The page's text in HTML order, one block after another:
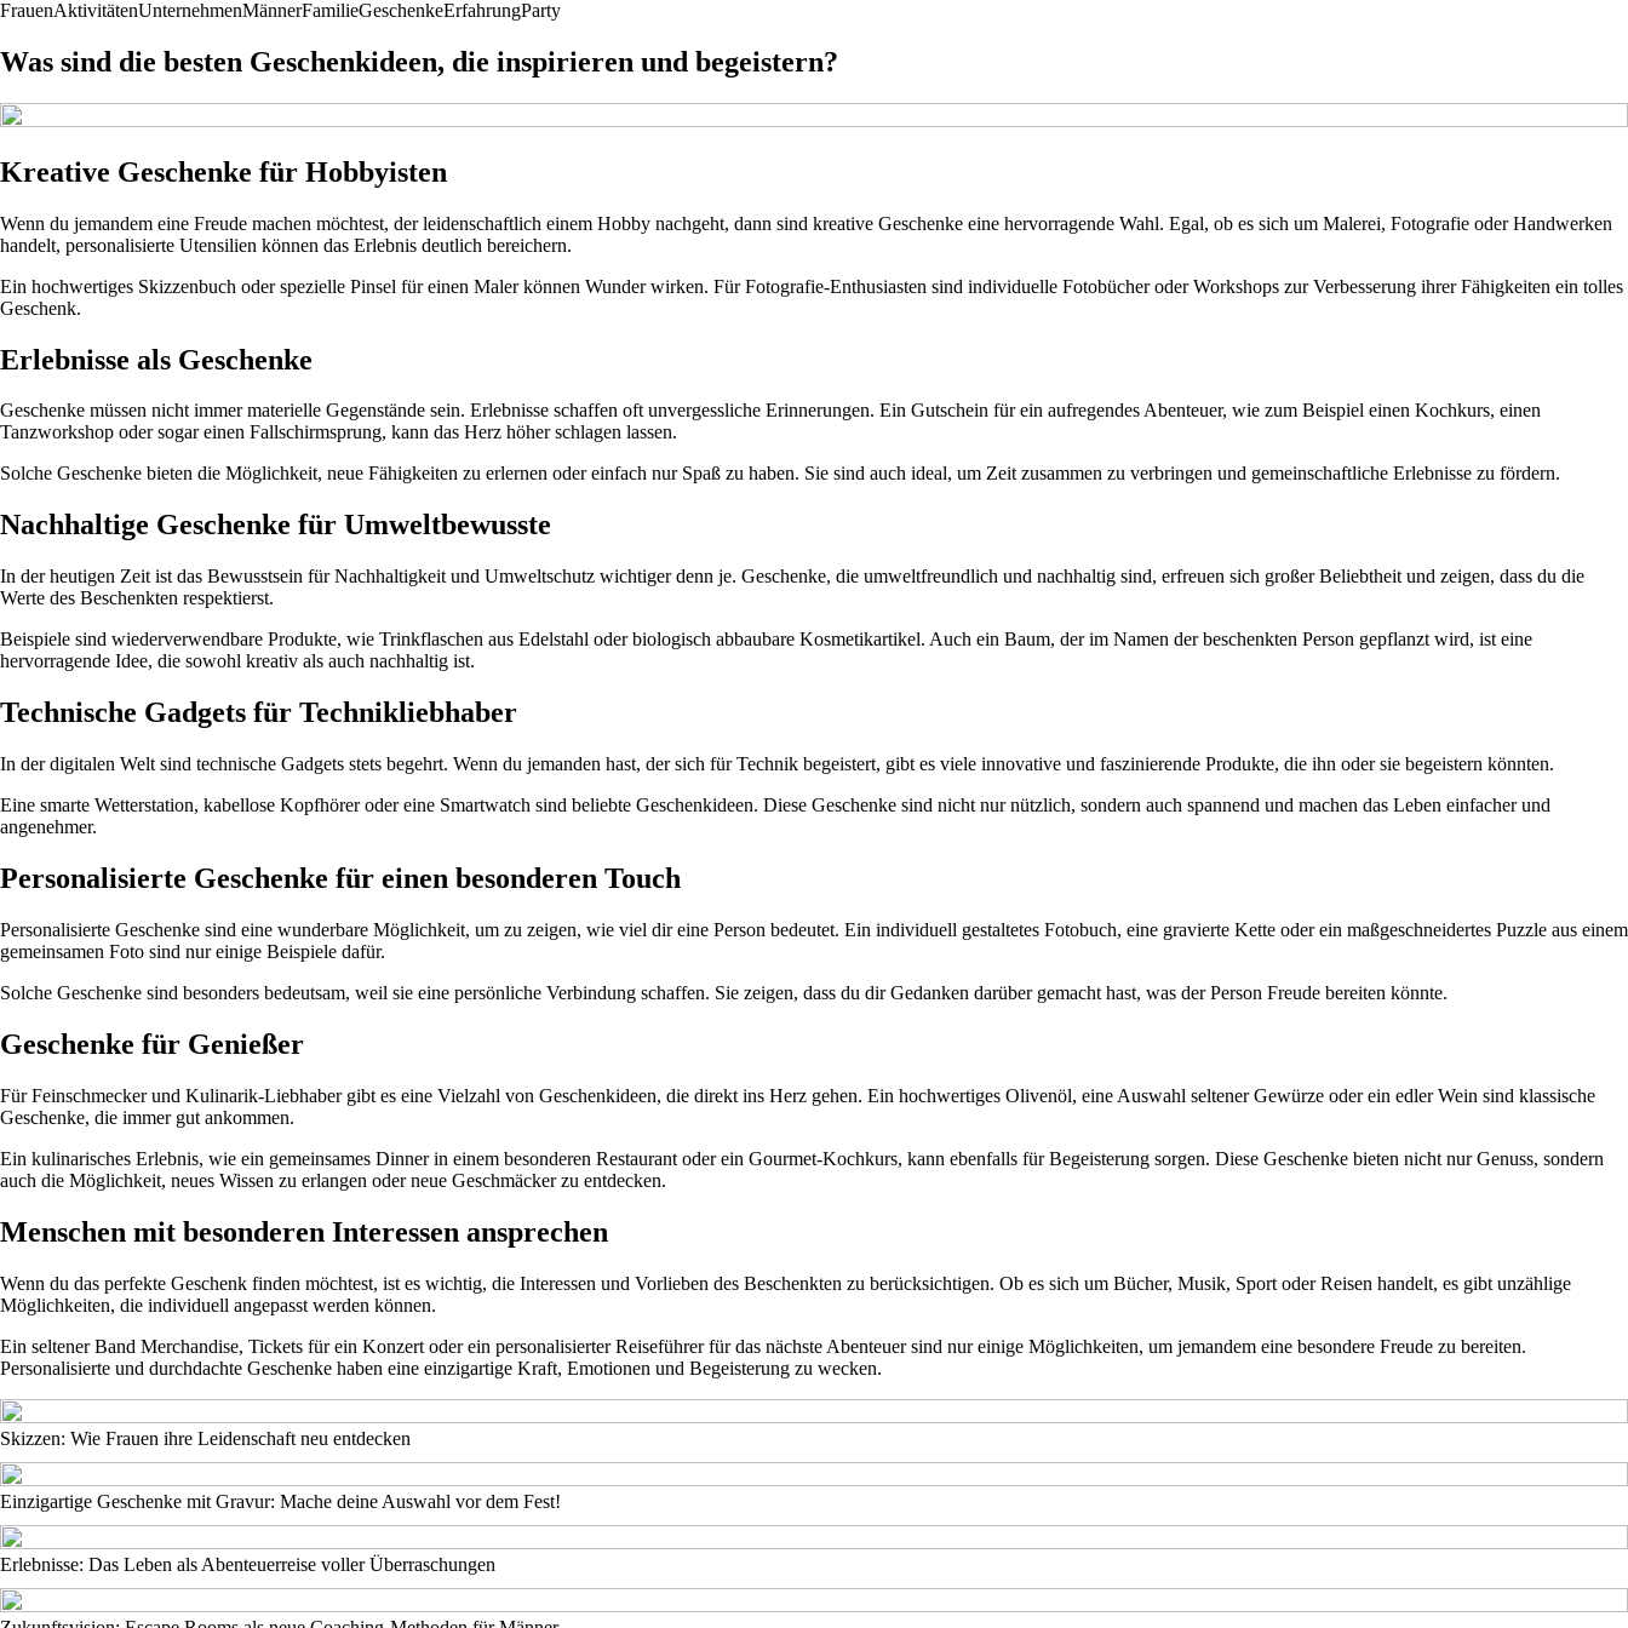
FrauenAktivitätenUnternehmenMännerFamilieGeschenkeErfahrungParty
Was sind die besten Geschenkideen, die inspirieren und begeistern?
Kreative Geschenke für Hobbyisten
Wenn du jemandem eine Freude machen möchtest, der leidenschaftlich einem Hobby nachgeht, dann sind kreative Geschenke eine hervorragende Wahl. Egal, ob es sich um Malerei, Fotografie oder Handwerken
handelt, personalisierte Utensilien können das Erlebnis deutlich bereichern.
Ein hochwertiges Skizzenbuch oder spezielle Pinsel für einen Maler können Wunder wirken. Für Fotografie-Enthusiasten sind individuelle Fotobücher oder Workshops zur Verbesserung ihrer Fähigkeiten ein tolles
Geschenk.
Erlebnisse als Geschenke
Geschenke müssen nicht immer materielle Gegenstände sein. Erlebnisse schaffen oft unvergessliche Erinnerungen. Ein Gutschein für ein aufregendes Abenteuer, wie zum Beispiel einen Kochkurs, einen
Tanzworkshop oder sogar einen Fallschirmsprung, kann das Herz höher schlagen lassen.
Solche Geschenke bieten die Möglichkeit, neue Fähigkeiten zu erlernen oder einfach nur Spaß zu haben. Sie sind auch ideal, um Zeit zusammen zu verbringen und gemeinschaftliche Erlebnisse zu fördern.
Nachhaltige Geschenke für Umweltbewusste
In der heutigen Zeit ist das Bewusstsein für Nachhaltigkeit und Umweltschutz wichtiger denn je. Geschenke, die umweltfreundlich und nachhaltig sind, erfreuen sich großer Beliebtheit und zeigen, dass du die
Werte des Beschenkten respektierst.
Beispiele sind wiederverwendbare Produkte, wie Trinkflaschen aus Edelstahl oder biologisch abbaubare Kosmetikartikel. Auch ein Baum, der im Namen der beschenkten Person gepflanzt wird, ist eine
hervorragende Idee, die sowohl kreativ als auch nachhaltig ist.
Technische Gadgets für Technikliebhaber
In der digitalen Welt sind technische Gadgets stets begehrt. Wenn du jemanden hast, der sich für Technik begeistert, gibt es viele innovative und faszinierende Produkte, die ihn oder sie begeistern könnten.
Eine smarte Wetterstation, kabellose Kopfhörer oder eine Smartwatch sind beliebte Geschenkideen. Diese Geschenke sind nicht nur nützlich, sondern auch spannend und machen das Leben einfacher und
angenehmer.
Personalisierte Geschenke für einen besonderen Touch
Personalisierte Geschenke sind eine wunderbare Möglichkeit, um zu zeigen, wie viel dir eine Person bedeutet. Ein individuell gestaltetes Fotobuch, eine gravierte Kette oder ein maßgeschneidertes Puzzle aus einem
gemeinsamen Foto sind nur einige Beispiele dafür.
Solche Geschenke sind besonders bedeutsam, weil sie eine persönliche Verbindung schaffen. Sie zeigen, dass du dir Gedanken darüber gemacht hast, was der Person Freude bereiten könnte.
Geschenke für Genießer
Für Feinschmecker und Kulinarik-Liebhaber gibt es eine Vielzahl von Geschenkideen, die direkt ins Herz gehen. Ein hochwertiges Olivenöl, eine Auswahl seltener Gewürze oder ein edler Wein sind klassische
Geschenke, die immer gut ankommen.
Ein kulinarisches Erlebnis, wie ein gemeinsames Dinner in einem besonderen Restaurant oder ein Gourmet-Kochkurs, kann ebenfalls für Begeisterung sorgen. Diese Geschenke bieten nicht nur Genuss, sondern
auch die Möglichkeit, neues Wissen zu erlangen oder neue Geschmäcker zu entdecken.
Menschen mit besonderen Interessen ansprechen
Wenn du das perfekte Geschenk finden möchtest, ist es wichtig, die Interessen und Vorlieben des Beschenkten zu berücksichtigen. Ob es sich um Bücher, Musik, Sport oder Reisen handelt, es gibt unzählige
Möglichkeiten, die individuell angepasst werden können.
Ein seltener Band Merchandise, Tickets für ein Konzert oder ein personalisierter Reiseführer für das nächste Abenteuer sind nur einige Möglichkeiten, um jemandem eine besondere Freude zu bereiten.
Personalisierte und durchdachte Geschenke haben eine einzigartige Kraft, Emotionen und Begeisterung zu wecken.
Skizzen: Wie Frauen ihre Leidenschaft neu entdecken
Einzigartige Geschenke mit Gravur: Mache deine Auswahl vor dem Fest!
Erlebnisse: Das Leben als Abenteuerreise voller Überraschungen